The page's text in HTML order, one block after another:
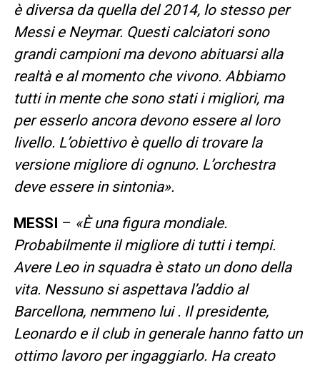
è diversa da quella del 2014, lo stesso per
Messi e Neymar. Questi calciatori sono
grandi campioni ma devono abituarsi alla
realtà e al momento che vivono. Abbiamo
tutti in mente che sono stati i migliori, ma
per esserlo ancora devono essere al loro
livello. L’obiettivo è quello di trovare la
versione migliore di ognuno. L’orchestra
deve essere in sintonia».
MESSI – «È una figura mondiale.
Probabilmente il migliore di tutti i tempi.
Avere Leo in squadra è stato un dono della
vita. Nessuno si aspettava l’addio al
Barcellona, nemmeno lui . Il presidente,
Leonardo e il club in generale hanno fatto un
ottimo lavoro per ingaggiarlo. Ha creato